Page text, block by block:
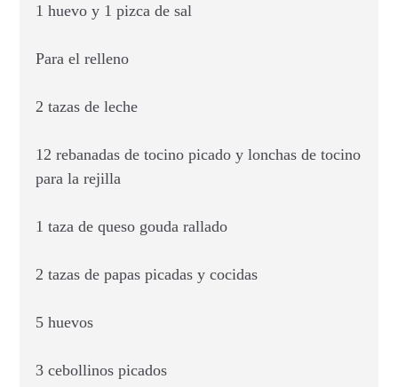
1 huevo y 1 pizca de sal
Para el relleno
2 tazas de leche
12 rebanadas de tocino picado y lonchas de tocino
para la rejilla
1 taza de queso gouda rallado
2 tazas de papas picadas y cocidas
5 huevos
3 cebollinos picados